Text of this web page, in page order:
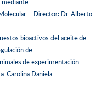
– Director: Dr. Alberto
bioactivos del aceite de
de
de experimentación
Carolina Daniela